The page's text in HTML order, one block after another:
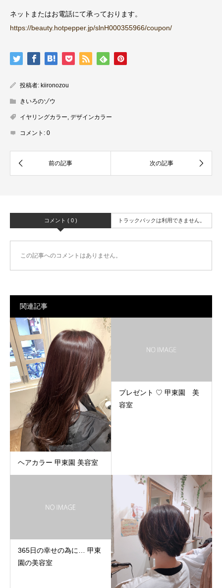
ネットまたはお電話にて承っております。
https://beauty.hotpepper.jp/slnH000355966/coupon/
投稿者: kiironozou
きいろのゾウ
イヤリングカラー デザインカラー
コメント: 0
コメント ( 0 ) トラックバックは利用できません。
この記事へのコメントはありません。
関連記事
ヘアカラー 甲東園 美容室
プレゼント ♡ 甲東園 美
容室
365日の幸せの為に… 甲東
園の美容室